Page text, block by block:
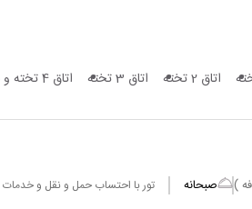
اتاق 2 تخته اتاق 3 تخته اتاق 4 تخته و بیشتر
) صبحانه تور با احتساب حمل و نقل و خدمات